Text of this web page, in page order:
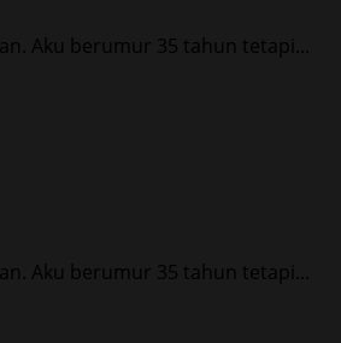
Aku berumur 35 tahun tetapi...
Aku berumur 35 tahun tetapi...